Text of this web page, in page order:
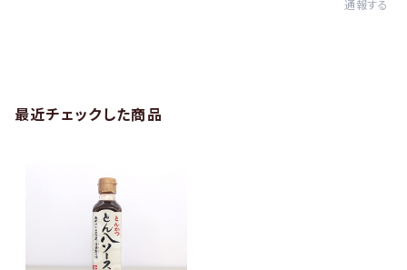
通報する
最近チェックした商品